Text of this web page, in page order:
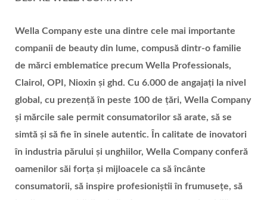
Wella Company este una dintre cele mai importante
companii de beauty din lume, compusă dintr-o familie
de mărci emblematice precum Wella Professionals,
Clairol, OPI, Nioxin și ghd. Cu 6.000 de angajați la nivel
global, cu prezență în peste 100 de țări, Wella Company
și mărcile sale permit consumatorilor să arate, să se
simtă și să fieîn sine le autentic. Î n calitate de inovatori
în industria părului și unghiilor, Wella Company conferă
oamenilor săi forța și mijloacele ca să încânte
consumatorii, să inspire profesioniștii în frumusețe, să